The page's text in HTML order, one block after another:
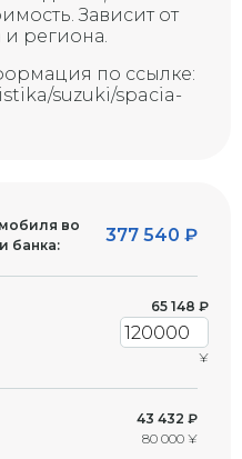
Зависит от
региона.
по ссылке:
suzuki/spacia-
во
банка:
377 540 ₽
65 148 ₽
¥
43 432 ₽
80 000 ¥